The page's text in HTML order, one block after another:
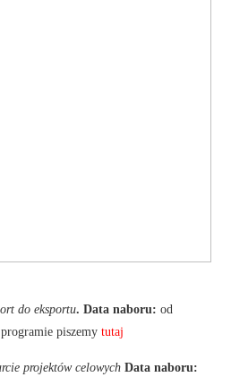
do eksportu. Data naboru: od
piszemytutaj
projektów celowych Data naboru: